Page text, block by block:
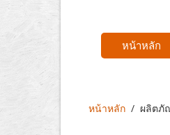
หน้าหลัก
หน้าหลัก / ผลิตภั